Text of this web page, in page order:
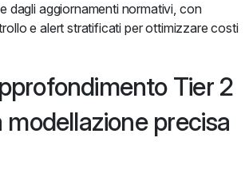
dagli aggiornamenti normativi, con
e alert stratificati per ottimizzare costi
Tier 2
modellazione precisa